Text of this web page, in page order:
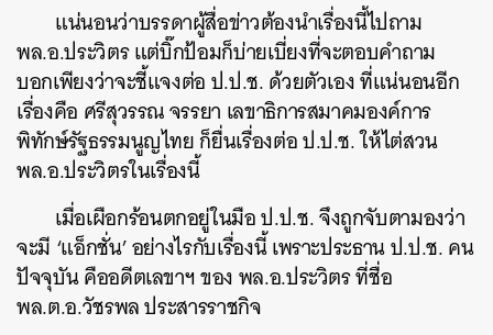
แน่นอนว่าบรรดาผู้สื่อข่าวต้องนำเรื่องนี้ไปถาม
พล.อ.ประวิตร แต่บิ๊กป้อมก็บ่ายเบี่ยงที่จะตอบคำถาม
บอกเพียงว่าจะชี้แจงต่อ ป.ป.ช. ด้วยตัวเอง ที่แน่นอนอีก
เรื่องคือ ศรีสุวรรณ จรรยา เลขาธิการสมาคมองค์การ
พิทักษ์รัฐธรรมนูญไทย ก็ยื่นเรื่องต่อ ป.ป.ช. ให้ไต่สวน
พล.อ.ประวิตรในเรื่องนี้
เมื่อเผือกร้อนตกอยู่ในมือ ป.ป.ช. จึงถูกจับตามองว่า
จะมี ‘แอ็กชั่น’ อย่างไรกับเรื่องนี้ เพราะประธาน ป.ป.ช. คน
ปัจจุบัน คืออดีตเลขาฯ ของ พล.อ.ประวิตร ที่ชื่อ
พล.ต.อ.วัชรพล ประสารราชกิจ